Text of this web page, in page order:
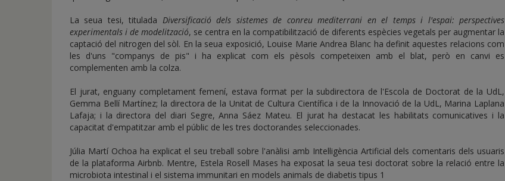
La seua tesi, titulada Diversificació dels sistemes de conreu mediterrani en el temps i l'espai: perspectives
experimentals i de modelització, se centra en la compatibilització de diferents espècies vegetals per augmentar la
captació del nitrogen del sòl. En la seua exposició, Louise Marie Andrea Blanc ha definit aquestes relacions com
les d'uns "companys de pis" i ha explicat com els pèsols competeixen amb el blat, però en canvi es
complementen amb la colza.
El jurat, enguany completament femení, estava format per la subdirectora de l'Escola de Doctorat de la UdL,
Gemma Bellí Martínez; la directora de la Unitat de Cultura Científica i de la Innovació de la UdL, Marina Laplana
Lafaja; i la directora del diari Segre, Anna Sáez Mateu. El jurat ha destacat les habilitats comunicatives i la
capacitat d'empatitzar amb el públic de les tres doctorandes seleccionades.
Júlia Martí Ochoa ha explicat el seu treball sobre l'anàlisi amb Intel·ligència Artificial dels comentaris dels usuaris
de la plataforma Airbnb. Mentre, Estela Rosell Mases ha exposat la seua tesi doctorat sobre la relació entre la
microbiota intestinal i el sistema immunitari en models animals de diabetis tipus 1